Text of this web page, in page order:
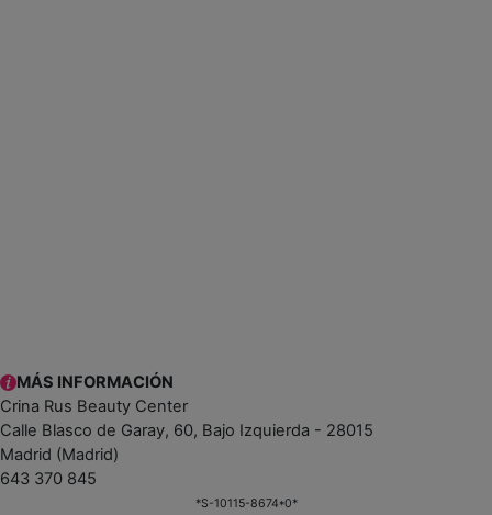
MÁS INFORMACIÓN
Crina Rus Beauty Center
Calle Blasco de Garay, 60, Bajo Izquierda - 28015
Madrid (Madrid)
643 370 845
*S-10115-8674*0*